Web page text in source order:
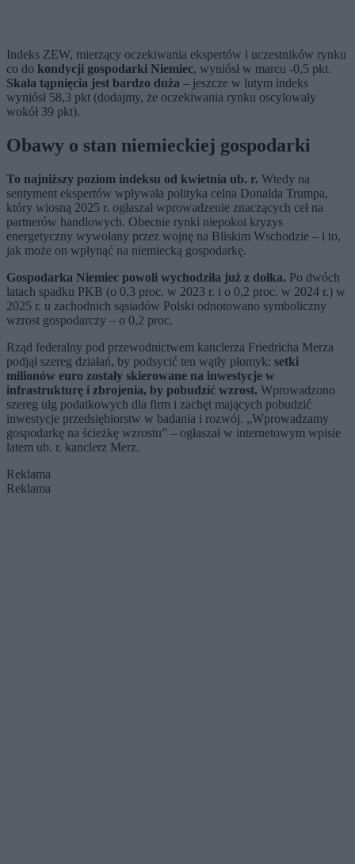
Indeks ZEW, mierzący oczekiwania ekspertów i uczestników rynku
co do kondycji gospodarki Niemiec, wyniósł w marcu -0,5 pkt.
Skala tąpnięcia jest bardzo duża – jeszcze w lutym indeks
wyniósł 58,3 pkt (dodajmy, że oczekiwania rynku oscylowały
wokół 39 pkt).
Obawy o stan niemieckiej gospodarki
To najniższy poziom indeksu od kwietnia ub. r. Wtedy na
sentyment ekspertów wpływała polityka celna Donalda Trumpa,
który wiosną 2025 r. ogłaszał wprowadzenie znaczących ceł na
partnerów handlowych. Obecnie rynki niepokoi kryzys
energetyczny wywołany przez wojnę na Bliskim Wschodzie – i to,
jak może on wpłynąć na niemiecką gospodarkę.
Gospodarka Niemiec powoli wychodziła już z dołka. Po dwóch
latach spadku PKB (o 0,3 proc. w 2023 r. i o 0,2 proc. w 2024 r.) w
2025 r. u zachodnich sąsiadów Polski odnotowano symboliczny
wzrost gospodarczy – o 0,2 proc.
Rząd federalny pod przewodnictwem kanclerza Friedricha Merza
podjął szereg działań, by podsycić ten wątły płomyk: setki
milionów euro zostały skierowane na inwestycje w
infrastrukturę i zbrojenia, by pobudzić wzrost. Wprowadzono
szereg ulg podatkowych dla firm i zachęt mających pobudzić
inwestycje przedsiębiorstw w badania i rozwój. „Wprowadzamy
gospodarkę na ścieżkę wzrostu” – ogłaszał w internetowym wpisie
latem ub. r. kanclerz Merz.
Reklama
Reklama